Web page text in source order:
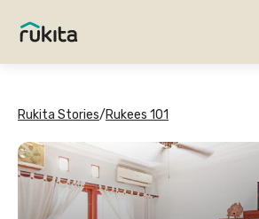
Rukita Stories/Rukees 101